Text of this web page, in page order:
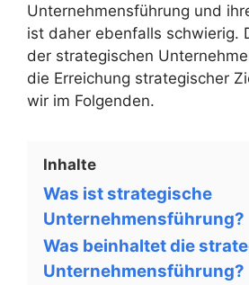
Unternehmensführung und
ist daher ebenfalls schwierig.
der strategischen
die Erreichung strategischer
wir im Folgenden.
Inhalte
Was ist strategische
Unternehmensführung?
Was beinhaltet die
Unternehmensführung?